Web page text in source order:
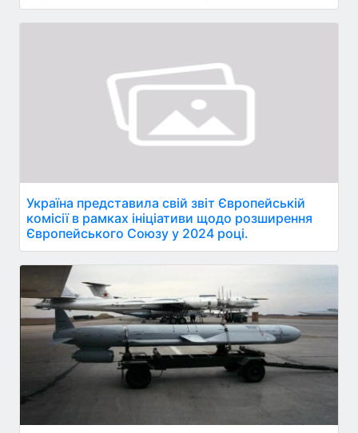
Україна представила свій звіт Європейській
комісії в рамках ініціативи щодо розширення
Європейського Союзу у 2024 році.